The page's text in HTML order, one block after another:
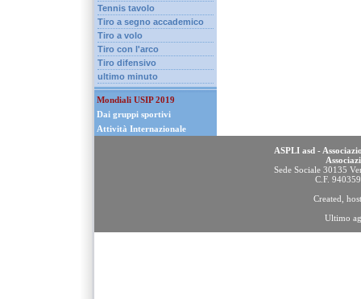
Tennis tavolo
Tiro a segno accademico
Tiro a volo
Tiro con l'arco
Tiro difensivo
ultimo minuto
Mondiali USIP 2019
Dai gruppi sportivi
Attività Internazionale
ASPLI asd -
Sede Sociale 30135
C.F.
Created,
Ultimo